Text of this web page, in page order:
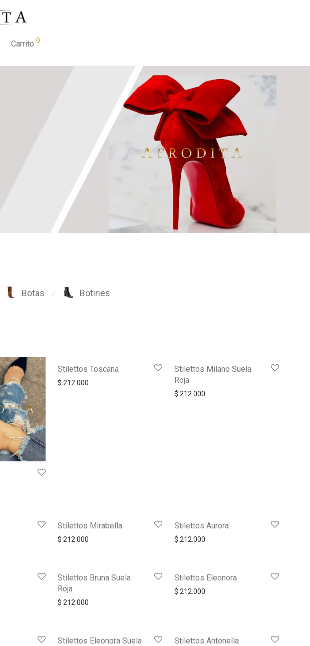
Carrito 0
Botas ⁄ Botines
Stilettos Toscana
$ 212.000
Stilettos Milano Suela
Roja
$ 212.000
Stilettos Mirabella
$ 212.000
Stilettos Aurora
$ 212.000
Stilettos Bruna Suela
Roja
$ 212.000
Stilettos Eleonora
$ 212.000
Stilettos Eleonora Suela
Stilettos Antonella